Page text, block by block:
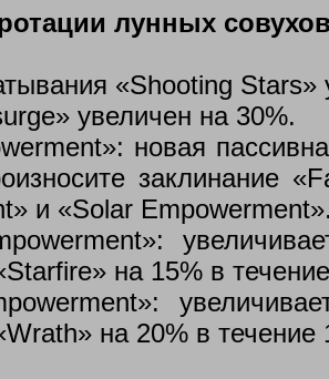
лунных
«Shooting Stars»
увеличен на 30%.
новая
заклинание
и «Solar
на 15% в
на 20% в течение